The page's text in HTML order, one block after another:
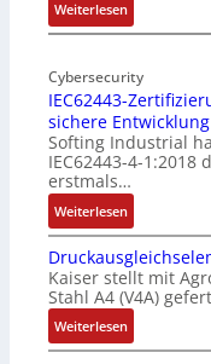
l
-
n
d
u
s
t
r
i
e
-
P
C
l
ä
Weiterlesen:
M
b
i
l
f
u
n
k
m
o
d
u
l
e
Cybersecurity
IEC62443-
sichere Entwicklung
Softing Industrial
IEC62443-4-1:2018
erstmals…
Weiterlesen:
I
E
6
2
4
Kaiser stellt mit
Stahl A4 (V4A)
Weiterlesen:
D